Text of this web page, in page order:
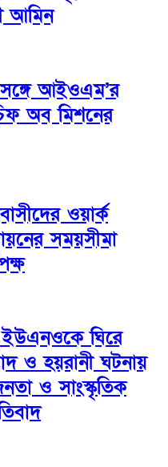
আমিন
সঙ্গে আইওএম’র
অব মিশনের
ওয়ার্ক
সময়সীমা
ইউএনওকে ঘিরে
ও হয়রানী ঘটনায়
ও সাংস্কৃতিক